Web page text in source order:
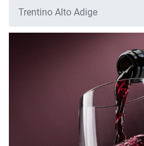
Trentino Alto Adige